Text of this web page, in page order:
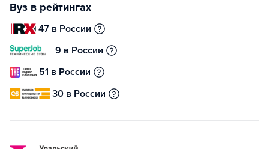
Вуз в рейтингах
47 в России
9 в России
51 в России
30 в России